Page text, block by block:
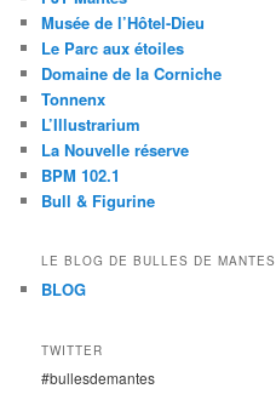
Musée de l’Hôtel-Dieu
Le Parc aux étoiles
Domaine de la Corniche
Tonnenx
L’Illustrarium
La Nouvelle réserve
BPM 102.1
Bull & Figurine
LE BLOG DE BULLES DE MANTES
BLOG
TWITTER
#bullesdemantes